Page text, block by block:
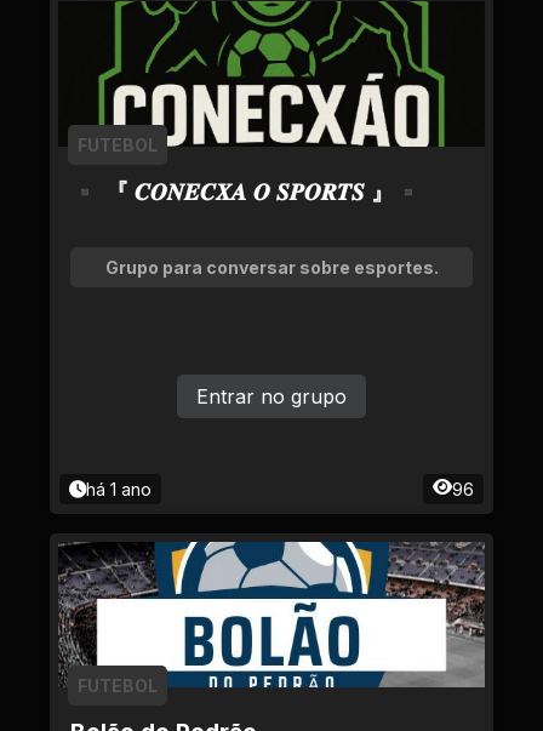
▪ 『 𝑪𝑶𝑵𝑬𝑪𝑿𝑨 𝑶 𝑺𝑷𝑶𝑹𝑻𝑺 』▪
FUTEBOL
Grupo para conversar sobre esportes.
há 1 ano 96
Entrar no grupo
FUTEBOL